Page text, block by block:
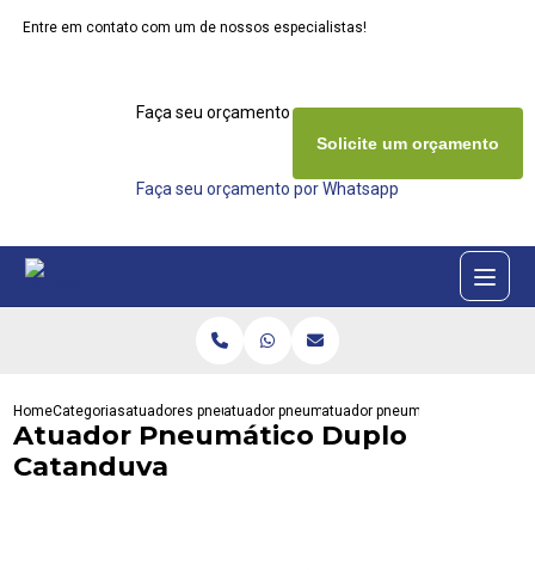
Entre em contato com um de nossos especialistas!
Faça seu orçamento agora mesmo
Faça seu orçamento por Whatsapp
Solicite um orçamento
HomeCategoriasatuadores pneumaticosatuador pneumatico duploatuador pneumatico duplo
Atuador Pneumático Duplo
Catanduva